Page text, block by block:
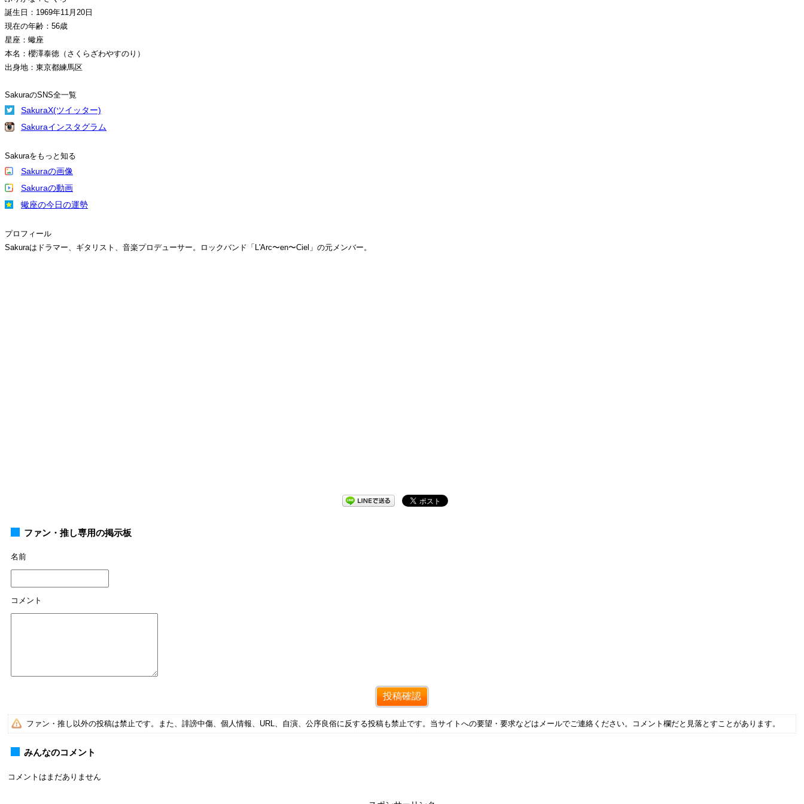
誕生日：1969年11月20日
現在の年齢：56歳
星座：蠍座
本名：櫻澤泰徳（さくらざわやすのり）
出身地：東京都練馬区
SakuraのSNS全一覧
SakuraX(ツイッター)
Sakuraインスタグラム
Sakuraをもっと知る
Sakuraの画像
Sakuraの動画
蠍座の今日の運勢
プロフィール
Sakuraはドラマー、ギタリスト、音楽プロデューサー。ロックバンド「L'Arc〜en〜Ciel」の元メンバー。
ファン・推し専用の掲示板
名前
コメント
ファン・推し以外の投稿は禁止です。また、誹謗中傷、個人情報、URL、自演、公序良俗に反する投稿も禁止です。当サイトへの要望・要求などはメールでご連絡ください。コメント欄だと見落とすことがあります。
みんなのコメント
コメントはまだありません